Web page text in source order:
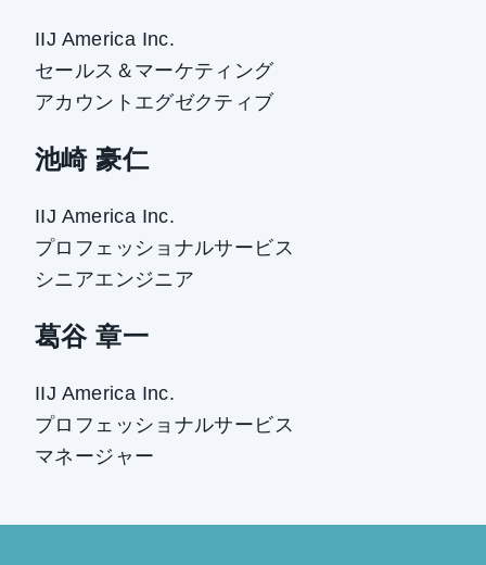
IIJ America Inc.
セールス＆マーケティング
アカウントエグゼクティブ
池崎 豪仁
IIJ America Inc.
プロフェッショナルサービス
シニアエンジニア
葛谷 章一
IIJ America Inc.
プロフェッショナルサービス
マネージャー